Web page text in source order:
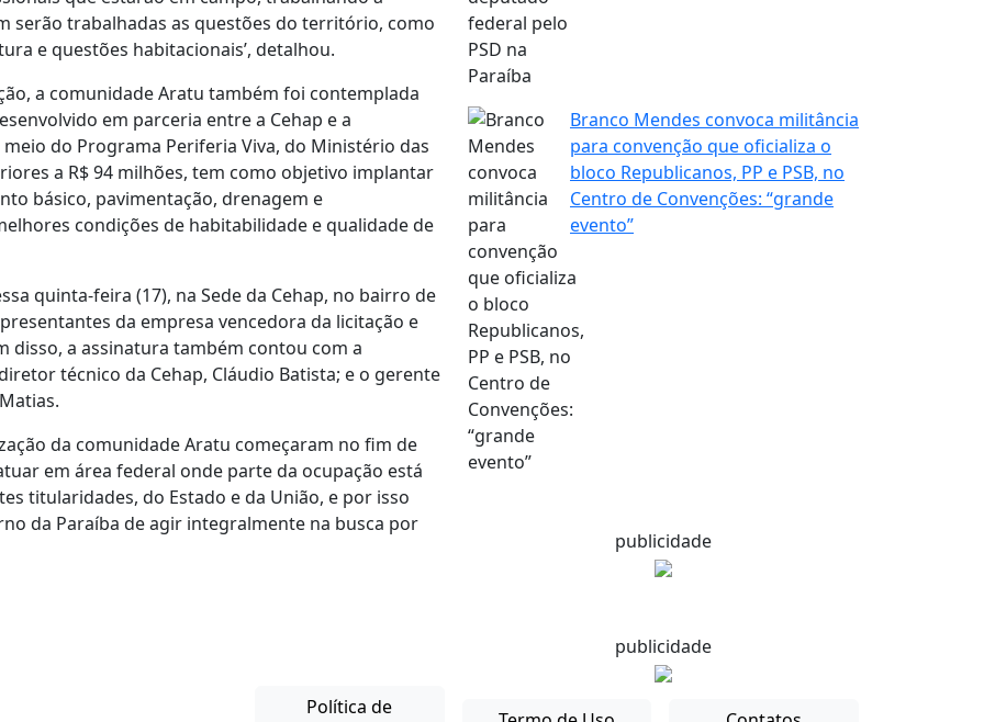
serão trabalhadas as questões do território, como
e questões habitacionais’, detalhou.
a comunidade Aratu também foi contemplada
em parceria entre a Cehap e a
do Programa Periferia Viva, do Ministério das
a R$ 94 milhões, tem como objetivo implantar
básico, pavimentação, drenagem e
condições de habitabilidade e qualidade de
quinta-feira (17), na Sede da Cehap, no bairro de
da empresa vencedora da licitação e
disso, a assinatura também contou com a
técnico da Cehap, Cláudio Batista; e o gerente
da comunidade Aratu começaram no fim de
em área federal onde parte da ocupação está
titularidades, do Estado e da União, e por isso
da Paraíba de agir integralmente na busca por
Branco Mendes convoca militância
para convenção que oficializa o
bloco Republicanos, PP e PSB, no
Centro de Convenções: “grande
evento”
publicidade
publicidade
Política de